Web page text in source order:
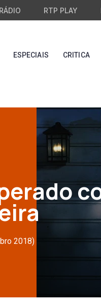
RÁDIO RTP PLAY
ESPECIAIS CRITICA
2018)